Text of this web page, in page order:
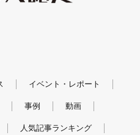
イベント・レポート
事例 動画
人気記事ランキング